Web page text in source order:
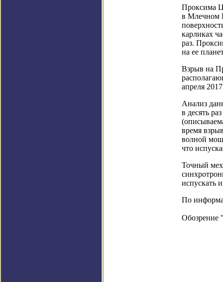
Проксима
в Млечном
карликах
раз.
на ее
Взрыв на
апреля
Анализ
в десять
время
волной
что
Точный
испускать
По
Обозрение